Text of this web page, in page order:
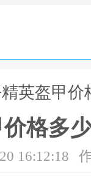
英盔甲
格多
16:12:18